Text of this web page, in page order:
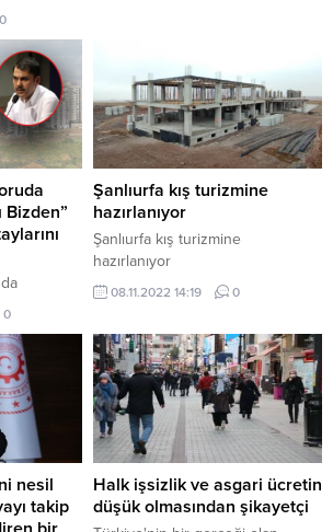
Meteoroloji
farklı
olmak
alımı
alımlar
teşkilatı
0
Bizden”
verdi
0
Şanlıurfa kış turizmine
hazırlanıyor
Şanlıurfa kış turizmine
hazırlanıyor
08.11.2022 14:19 0
nesil
takip
Halk işsizlik ve asgari ücretin
düşük olmasından şikayetçi